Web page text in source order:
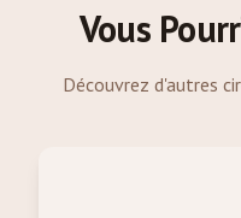
Vous
Découvrez d'autres